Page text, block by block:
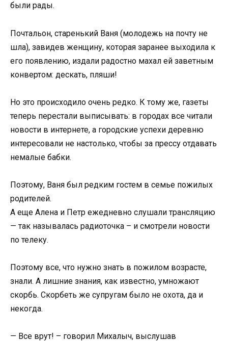
были рады.
Почтальон, старенький Ваня (молодежь на почту не
шла), завидев женщину, которая заранее выходила к
его появлению, издали радостно махал ей заветным
конвертом: дескать, пляши!
Но это происходило очень редко. К тому же, газеты
теперь перестали выписывать: в городах все читали
новости в интернете, а городские успехи деревню
интересовали не настолько, чтобы за прессу отдавать
немалые бабки.
Поэтому, Ваня был редким гостем в семье пожилых
родителей.
А еще Алена и Петр ежедневно слушали трансляцию
— так называлась радиоточка – и смотрели новости
по телеку.
Поэтому все, что нужно знать в пожилом возрасте,
знали. А лишние знания, как известно, умножают
скорбь. Скорбеть же супругам было не охота, да и
некогда.
— Все врут! – говорил Михалыч, выслушав